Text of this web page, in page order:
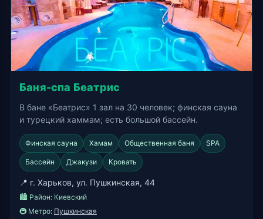
Баня-спа Беатрис
В бане «Беатрис» 1 зал на 30 человек; финская сауна
и турецкий хаммам; есть большой бассейн.
Финская сауна Хамам Общественная баня SPA
Бассейн Джакузи Кровать
📍 г. Харьков, ул. Пушкинская, 44
🏙️ Район: Киевский
🚇 Метро: Пушкинская